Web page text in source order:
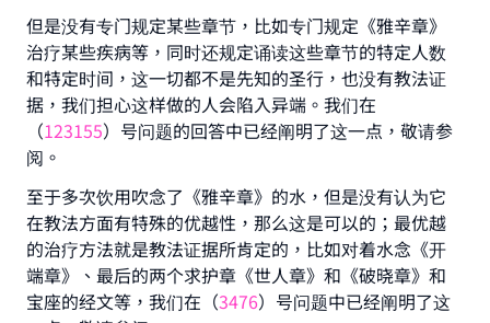
但是没有专门规定某些章节，比如专门规定《雅辛章》
治疗某些疾病等，同时还规定诵读这些章节的特定人数
和特定时间，这一切都不是先知的圣行，也没有教法证
据，我们担心这样做的人会陷入异端。我们在
（123155）号问题的回答中已经阐明了这一点，敬请参
阅。
至于多次饮用吹念了《雅辛章》的水，但是没有认为它
在教法方面有特殊的优越性，那么这是可以的；最优越
的治疗方法就是教法证据所肯定的，比如对着水念《开
端章》、最后的两个求护章《世人章》和《破晓章》和
宝座的经文等，我们在（3476）号问题中已经阐明了这